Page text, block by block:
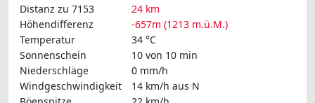
Distanz zu 7153
24 km
Höhendifferenz
-657m (1213 m.ü.M.)
Temperatur
34 °C
Sonnenschein
10 von 10 min
Niederschläge
0 mm/h
Windgeschwindigkeit
14 km/h aus N